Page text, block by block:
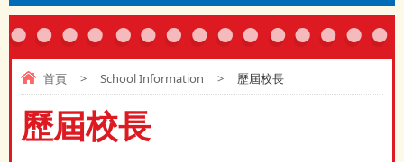
首頁 > School Information > 歷屆校長
歷屆校長